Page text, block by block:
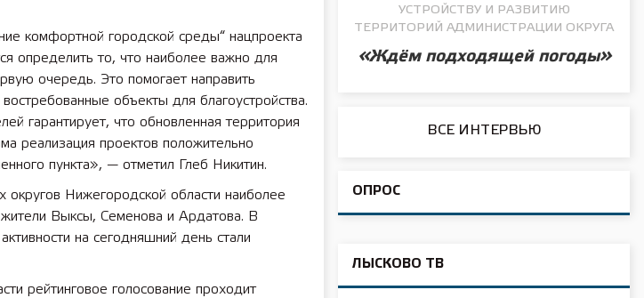
комфортной городской среды“ нацпроекта
определить то, что наиболее важно для
очередь. Это помогает направить
объекты для благоустройства.
гарантирует, что обновленная территория
реализация проектов положительно
пункта», — отметил Глеб Никитин.
округов Нижегородской области наиболее
жители Выксы, Семенова и Ардатова. В
на сегодняшний день стали
рейтинговое голосование проходит
УСТРОЙСТВУ И РАЗВИТИЮ
ТЕРРИТОРИЙ АДМИНИСТРАЦИИ ОКРУГА
«Ждём подходящей погоды»
ВСЕ ИНТЕРВЬЮ
ОПРОС
ЛЫСКОВО ТВ